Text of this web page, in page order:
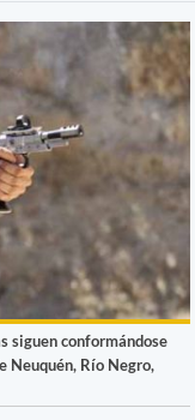
siguen conformándose
Neuquén, Río Negro,